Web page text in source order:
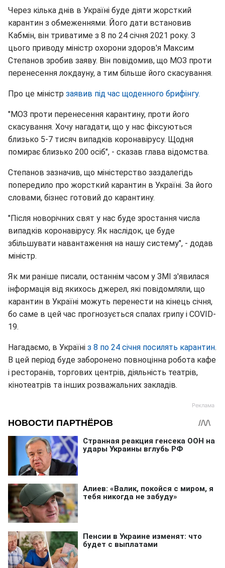
Через кілька днів в Україні буде діяти жорсткий
карантин з обмеженнями. Його дати встановив
Кабмін, він триватиме з 8 по 24 січня 2021 року. З
цього приводу міністр охорони здоров'я Максим
Степанов зробив заяву. Він повідомив, що МОЗ проти
перенесення локдауну, а тим більше його скасування.
Про це міністр заявив під час щоденного брифінгу.
"МОЗ проти перенесення карантину, проти його
скасування. Хочу нагадати, що у нас фіксуються
близько 5-7 тисяч випадків коронавірусу. Щодня
помирає близько 200 осіб", - сказав глава відомства.
Степанов зазначив, що міністерство заздалегідь
попередило про жорсткий карантин в Україні. За його
словами, бізнес готовий до карантину.
"Після новорічних свят у нас буде зростання числа
випадків коронавірусу. Як наслідок, це буде
збільшувати навантаження на нашу систему", - додав
міністр.
Як ми раніше писали, останнім часом у ЗМІ з'явилася
інформація від якихось джерел, які повідомляли, що
карантин в Україні можуть перенести на кінець січня,
бо саме в цей час прогнозується спалах грипу і COVID-
19.
Нагадаємо, в Україні з 8 по 24 січня посилять карантин.
В цей період буде заборонено повноцінна робота кафе
і ресторанів, торгових центрів, діяльність театрів,
кінотеатрів та інших розважальних закладів.